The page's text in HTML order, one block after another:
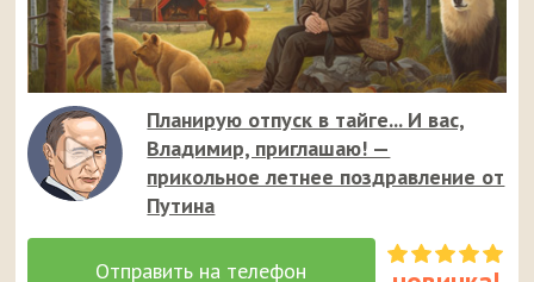
Планирую отпуск в тайге... И вас,
Владимир, приглашаю! —
прикольное летнее поздравление от
Путина